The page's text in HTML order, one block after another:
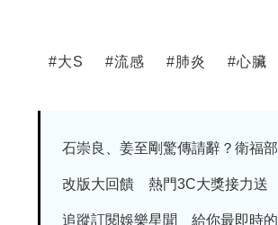
#大S #流感 #肺炎 #心臟
石崇良、姜至剛驚傳請辭？衛福
改版大回饋 熱門3C大獎接力送
追蹤訂閱娛樂星聞 給你最即時